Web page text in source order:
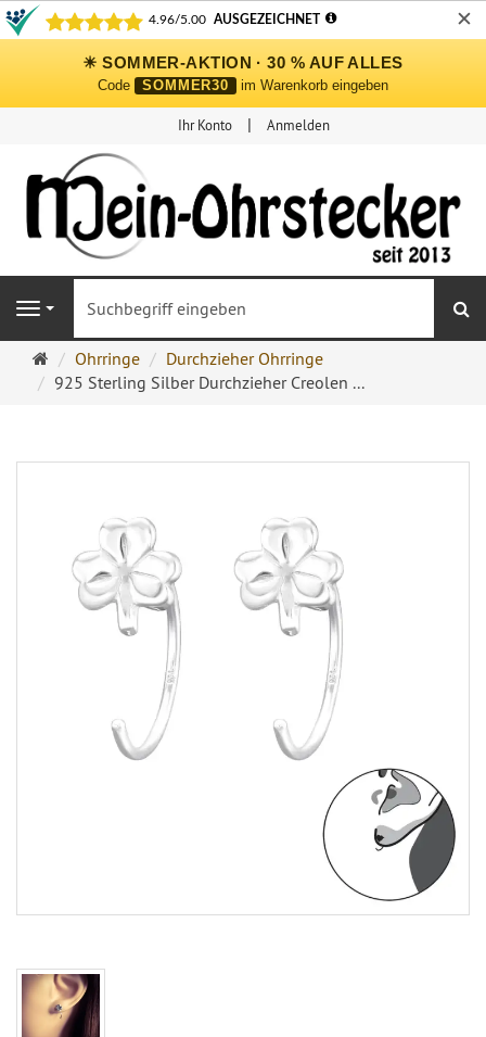
✕
☀ SOMMER-AKTION · 30 % AUF ALLES
Code SOMMER30 im Warenkorb eingeben
Ihr Konto Anmelden
Navigation
Ohrringe
Ohrstecker
Ohrringe
Durchzieher Ohrringe
925 Sterling Silber Durchzieher Creolen ...